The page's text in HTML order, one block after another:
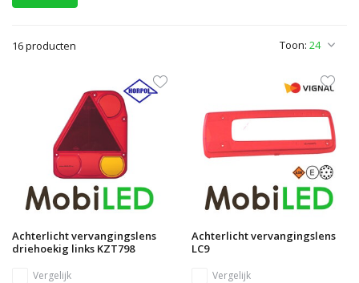
16 producten Toon:
Achterlicht vervangingslens
driehoekig links KZT798
Vergelijk
Achterlicht vervangingslens
LC9
Vergelijk